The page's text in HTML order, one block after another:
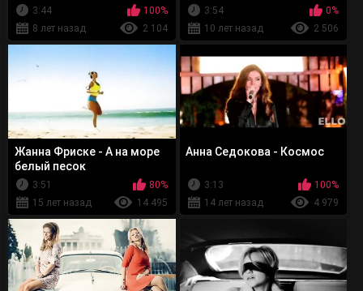
3:44
100%
8 лет назад
2 104
3:54
0%
10 лет назад
2 506
Жанна Фриске - А на море
белый песок
3:51
80%
15 лет назад
14 495
Анна Седокова - Космос
3:13
100%
14 лет назад
4 979